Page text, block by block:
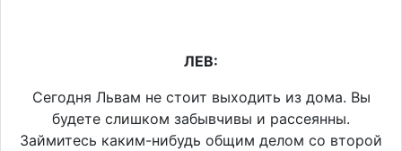
ЛЕВ:
Сегодня Львам не стоит выходить из дома. Вы
будете слишком забывчивы и рассеянны.
Займитесь каким-нибудь общим делом со второй